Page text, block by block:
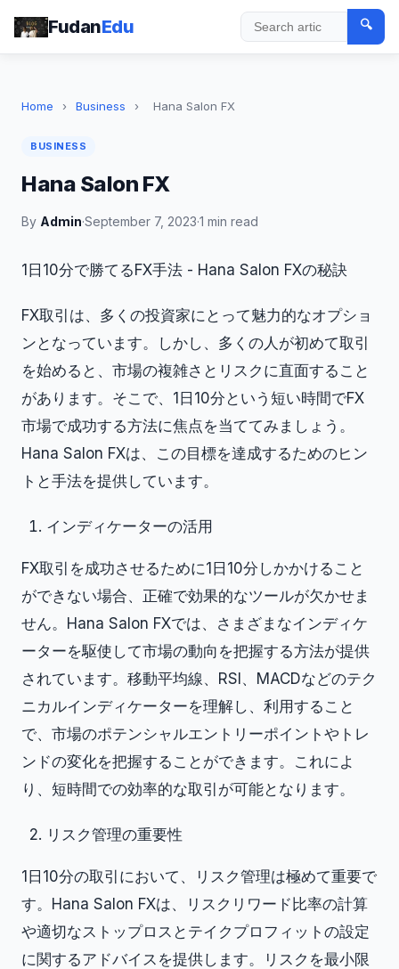
FudanEdu Search
🔍
Home › Business › Hana Salon FX
BUSINESS
Hana Salon FX
By Admin·September 7, 2023·1 min read
1日10分で勝てるFX手法 - Hana Salon FXの秘訣
FX取引は、多くの投資家にとって魅力的なオプショ
ンとなっています。しかし、多くの人が初めて取引
を始めると、市場の複雑さとリスクに直面すること
があります。そこで、1日10分という短い時間でFX
市場で成功する方法に焦点を当ててみましょう。
Hana Salon FXは、この目標を達成するためのヒン
トと手法を提供しています。
インディケーターの活用
FX取引を成功させるために1日10分しかかけること
ができない場合、正確で効果的なツールが欠かせま
せん。Hana Salon FXでは、さまざまなインディケ
ーターを駆使して市場の動向を把握する方法が提供
されています。移動平均線、RSI、MACDなどのテク
ニカルインディケーターを理解し、利用すること
で、市場のポテンシャルエントリーポイントやトレ
ンドの変化を把握することができます。これによ
り、短時間での効率的な取引が可能となります。
リスク管理の重要性
1日10分の取引において、リスク管理は極めて重要で
す。Hana Salon FXは、リスクリワード比率の計算
や適切なストップロスとテイクプロフィットの設定
に関するアドバイスを提供します。リスクを最小限